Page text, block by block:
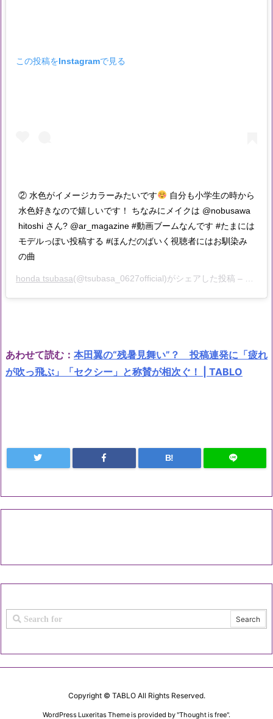
この投稿をInstagramで見る
② 水色がイメージカラーみたいです
自分も小学生の時から
水色好きなので嬉しいです！ ちなみにメイクは @nobusawa
hitoshi さん? @ar_magazine #動画ブームなんです #たまには
モデルっぽい投稿する #ほんだのばいく視聴者にはお馴染み
の曲
honda tsubasa(@tsubasa_0627official)がシェアした投稿 –
あわせて読む： 本田翼の“残暑見舞い”？ 投稿連発に「疲れ
が吹っ飛ぶ」「セクシー」と称賛が相次ぐ！ | TABLO
B!
Copyright © TABLOAll Rights Reserved.
WordPress Luxeritas Theme is provided by "Thought is free".